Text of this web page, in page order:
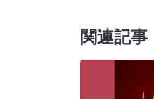
関連記事